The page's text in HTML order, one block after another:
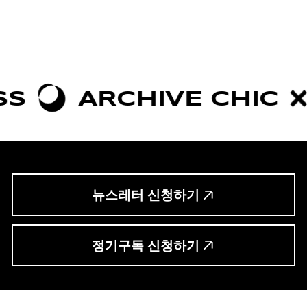
ARCHIVE CHIC
뉴스레터 신청하기
정기구독 신청하기